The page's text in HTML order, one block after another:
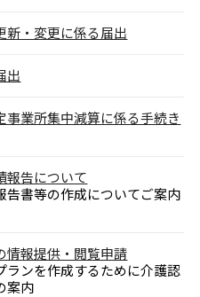
新・変更に係る届出
出
業所集中減算に係る手続き
報告について
告書等の作成についてご案内
情報提供・閲覧申請
ランを作成するために介護認
案内